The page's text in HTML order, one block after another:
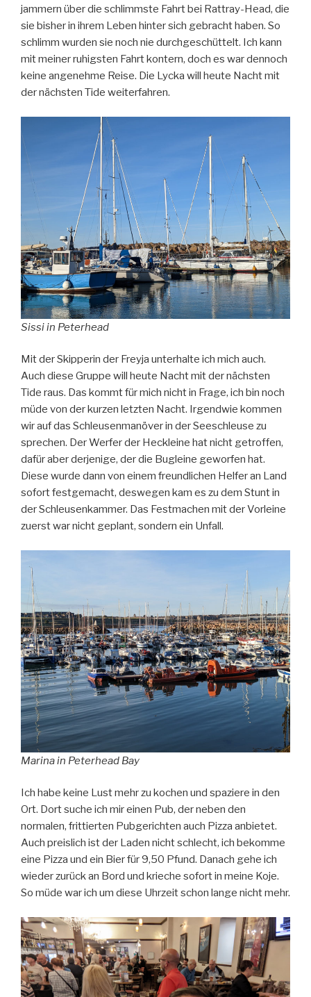
jammern über die schlimmste Fahrt bei Rattray-Head, die
sie bisher in ihrem Leben hinter sich gebracht haben. So
schlimm wurden sie noch nie durchgeschüttelt. Ich kann
mit meiner ruhigsten Fahrt kontern, doch es war dennoch
keine angenehme Reise. Die Lycka will heute Nacht mit
der nächsten Tide weiterfahren.
Sissi in Peterhead
Mit der Skipperin der Freyja unterhalte ich mich auch.
Auch diese Gruppe will heute Nacht mit der nächsten
Tide raus. Das kommt für mich nicht in Frage, ich bin noch
müde von der kurzen letzten Nacht. Irgendwie kommen
wir auf das Schleusenmanöver in der Seeschleuse zu
sprechen. Der Werfer der Heckleine hat nicht getroffen,
dafür aber derjenige, der die Bugleine geworfen hat.
Diese wurde dann von einem freundlichen Helfer an Land
sofort festgemacht, deswegen kam es zu dem Stunt in
der Schleusenkammer. Das Festmachen mit der Vorleine
zuerst war nicht geplant, sondern ein Unfall.
Marina in Peterhead Bay
Ich habe keine Lust mehr zu kochen und spaziere in den
Ort. Dort suche ich mir einen Pub, der neben den
normalen, frittierten Pubgerichten auch Pizza anbietet.
Auch preislich ist der Laden nicht schlecht, ich bekomme
eine Pizza und ein Bier für 9,50 Pfund. Danach gehe ich
wieder zurück an Bord und krieche sofort in meine Koje.
So müde war ich um diese Uhrzeit schon lange nicht mehr.